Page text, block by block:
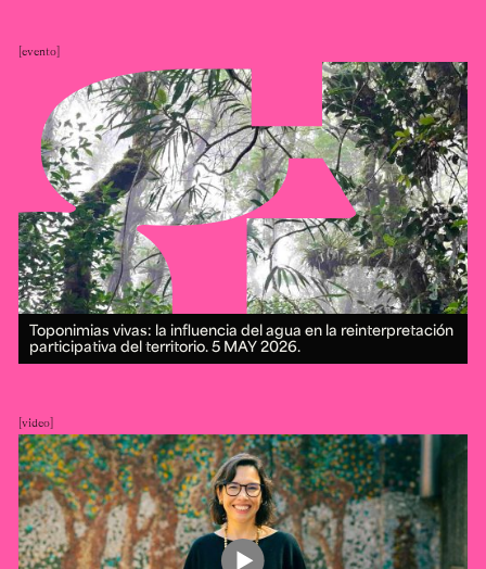
evento
Toponimias vivas: la influencia del agua en la reinterpretación
participativa del territorio.5 MAY 2026.
video